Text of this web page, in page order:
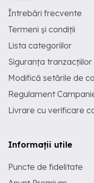
Întrebări frecvente
Termeni și condiții
Lista categoriilor
Siguranța tranzacțiilor
Modifică setările de
Regulament
Livrare cu verificare
Informații utile
Puncte de fidelitate